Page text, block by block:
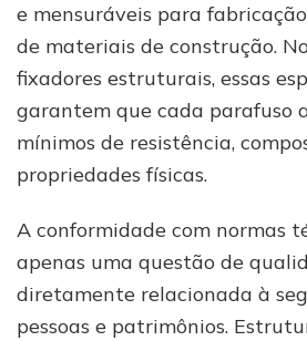
e mensuráveis para
de materiais de construção.
fixadores estruturais, essas
garantem que cada parafuso
mínimos de resistência,
propriedades físicas.
A conformidade com normas
apenas uma questão de
diretamente relacionada à
pessoas e patrimônios.